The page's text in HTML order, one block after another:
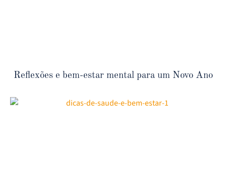
Reflexões e bem-estar mental para um Novo Ano